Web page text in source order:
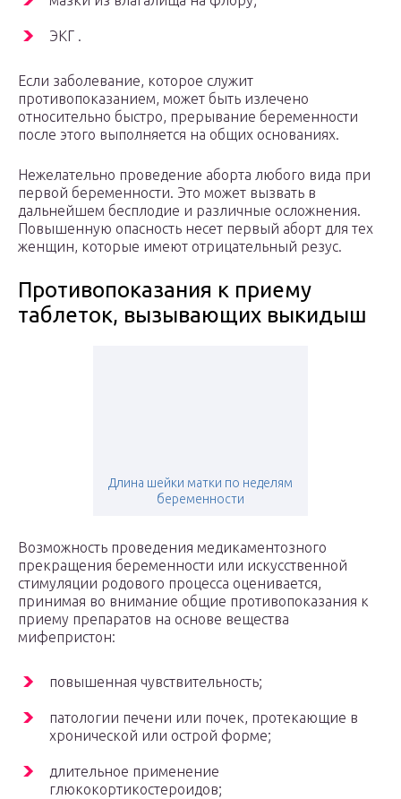
ЭКГ .
Если заболевание, которое служит
противопоказанием, может быть излечено
относительно быстро, прерывание беременности
после этого выполняется на общих основаниях.
Нежелательно проведение аборта любого вида при
первой беременности. Это может вызвать в
дальнейшем бесплодие и различные осложнения.
Повышенную опасность несет первый аборт для тех
женщин, которые имеют отрицательный резус.
Противопоказания к приему
таблеток, вызывающих выкидыш
Длина шейки матки по неделям
беременности
Возможность проведения медикаментозного
прекращения беременности или искусственной
стимуляции родового процесса оценивается,
принимая во внимание общие противопоказания к
приему препаратов на основе вещества
мифепристон:
повышенная чувствительность;
патологии печени или почек, протекающие в
хронической или острой форме;
длительное применение
глюкокортикостероидов;